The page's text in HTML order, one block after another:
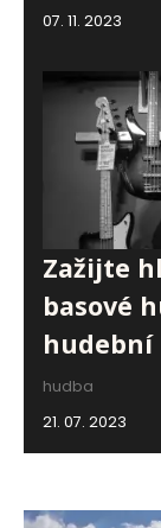
07. 11. 2023
Zažijte
basové
hudební
hudba
21. 07. 2023